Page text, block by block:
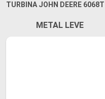
TURBINA JOHN DEERE
METAL LEVE